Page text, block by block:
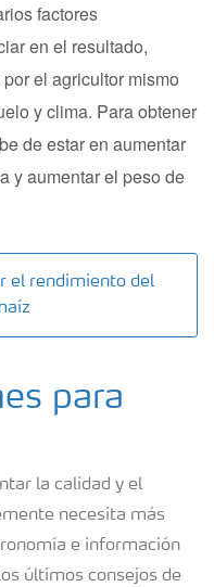
factores
en el resultado,
el agricultor mismo
y clima. Para obtener
de estar en aumentar
y aumentar el peso de
el rendimiento del
para
la calidad y el
necesita más
e información
últimos consejos de